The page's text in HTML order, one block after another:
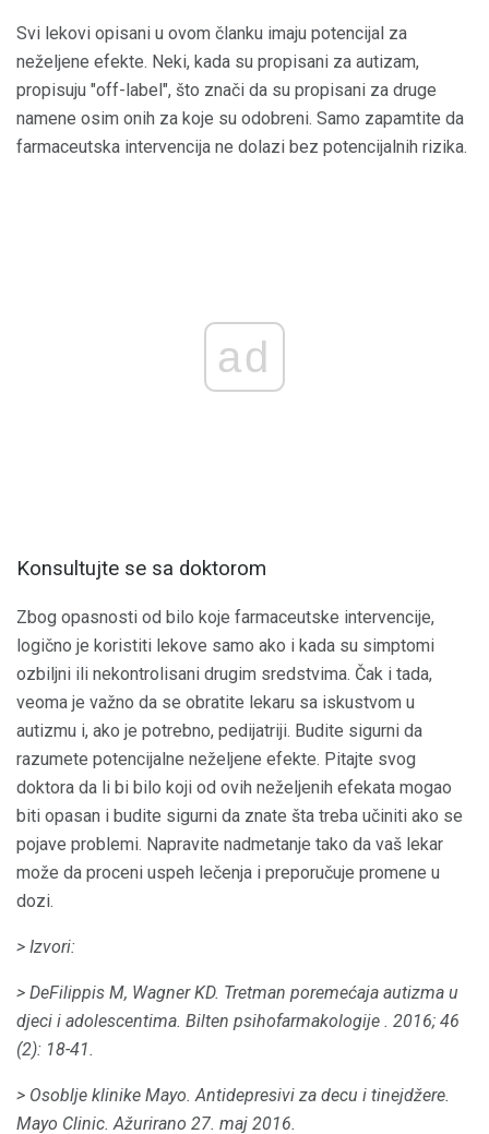
Svi lekovi opisani u ovom članku imaju potencijal za
neželjene efekte. Neki, kada su propisani za autizam,
propisuju "off-label", što znači da su propisani za druge
namene osim onih za koje su odobreni. Samo zapamtite da
farmaceutska intervencija ne dolazi bez potencijalnih rizika.
ad
Konsultujte se sa doktorom
Zbog opasnosti od bilo koje farmaceutske intervencije,
logično je koristiti lekove samo ako i kada su simptomi
ozbiljni ili nekontrolisani drugim sredstvima. Čak i tada,
veoma je važno da se obratite lekaru sa iskustvom u
autizmu i, ako je potrebno, pedijatriji. Budite sigurni da
razumete potencijalne neželjene efekte. Pitajte svog
doktora da li bi bilo koji od ovih neželjenih efekata mogao
biti opasan i budite sigurni da znate šta treba učiniti ako se
pojave problemi. Napravite nadmetanje tako da vaš lekar
može da proceni uspeh lečenja i preporučuje promene u
dozi.
> Izvori:
> DeFilippis M, Wagner KD. Tretman poremećaja autizma u
djeci i adolescentima. Bilten psihofarmakologije . 2016; 46
(2): 18-41.
> Osoblje klinike Mayo. Antidepresivi za decu i tinejdžere.
Mayo Clinic. Ažurirano 27. maj 2016.